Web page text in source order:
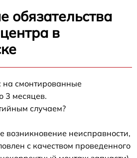
обязательства
в
на смонтированные
3 месяцев.
случаем?
возникновение неисправности,
с качеством проведенного